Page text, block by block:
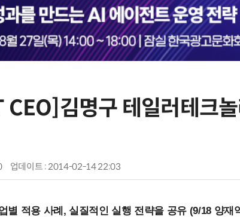
CEO]김명구 테일러테크
업데이트 : 2014-02-14 22:03
별 적용 사례, 실질적인 실행 전략을 공유 (9/18 양재